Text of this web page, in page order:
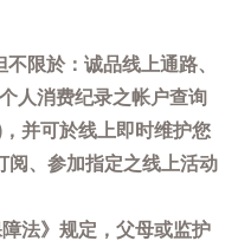
限於：诚品线上通路、
人消费纪录之帐户查询
并可於线上即时维护您
阅、参加指定之线上活动
法》规定，父母或监护